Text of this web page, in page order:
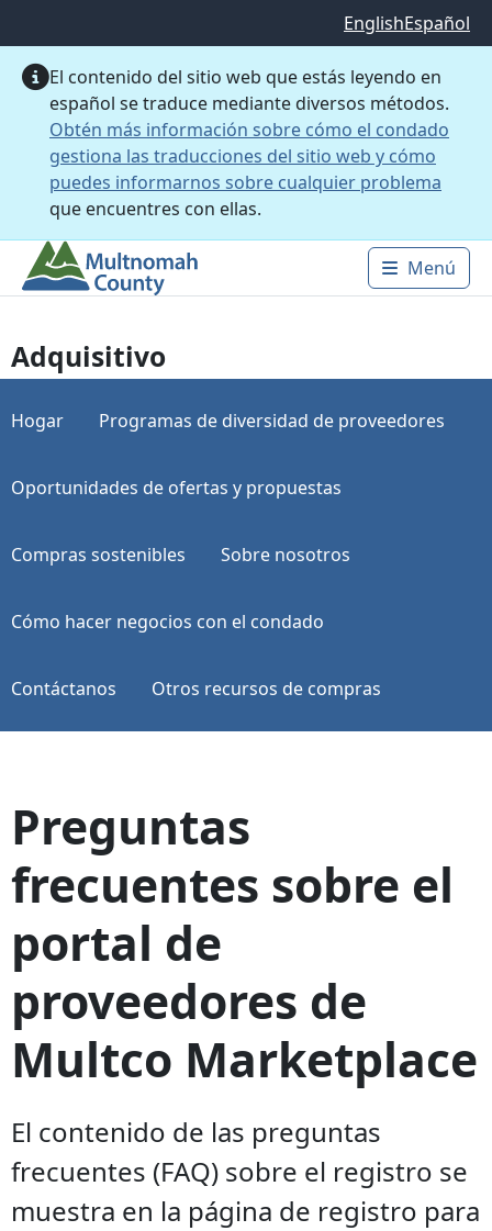
EnglishEspañol
El contenido del sitio web que estás leyendo en
español se traduce mediante diversos métodos.
Obtén más información sobre cómo el condado
gestiona las traducciones del sitio web y cómo
puedes informarnos sobre cualquier problema
que encuentres con ellas.
Main
Menú
Adquisitivo
Hogar Programas de diversidad de proveedores
Oportunidades de ofertas y propuestas
Compras sostenibles Sobre nosotros
Cómo hacer negocios con el condado
Contáctanos Otros recursos de compras
Preguntas
frecuentes sobre el
portal de
proveedores de
Multco Marketplace
El contenido de las preguntas
frecuentes (FAQ) sobre el registro se
muestra en la página de registro para